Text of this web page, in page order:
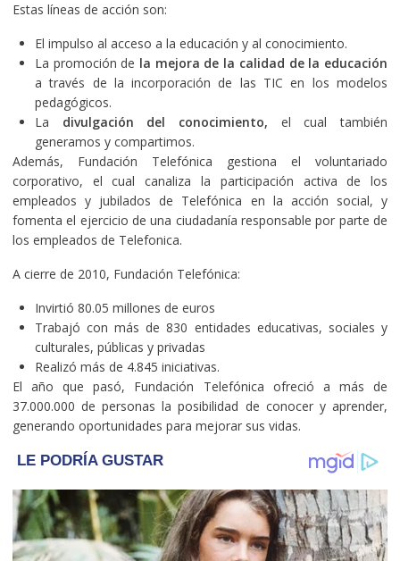
Estas líneas de acción son:
El impulso al acceso a la educación y al conocimiento.
La promoción de la mejora de la calidad de la educación
a través de la incorporación de las TIC en los modelos
pedagógicos.
La divulgación del conocimiento, el cual también
generamos y compartimos.
Además, Fundación Telefónica gestiona el voluntariado
corporativo, el cual canaliza la participación activa de los
empleados y jubilados de Telefónica en la acción social, y
fomenta el ejercicio de una ciudadanía responsable por parte de
los empleados de Telefonica.
A cierre de 2010, Fundación Telefónica:
Invirtió 80.05 millones de euros
Trabajó con más de 830 entidades educativas, sociales y
culturales, públicas y privadas
Realizó más de 4.845 iniciativas.
El año que pasó, Fundación Telefónica ofreció a más de
37.000.000 de personas la posibilidad de conocer y aprender,
generando oportunidades para mejorar sus vidas.